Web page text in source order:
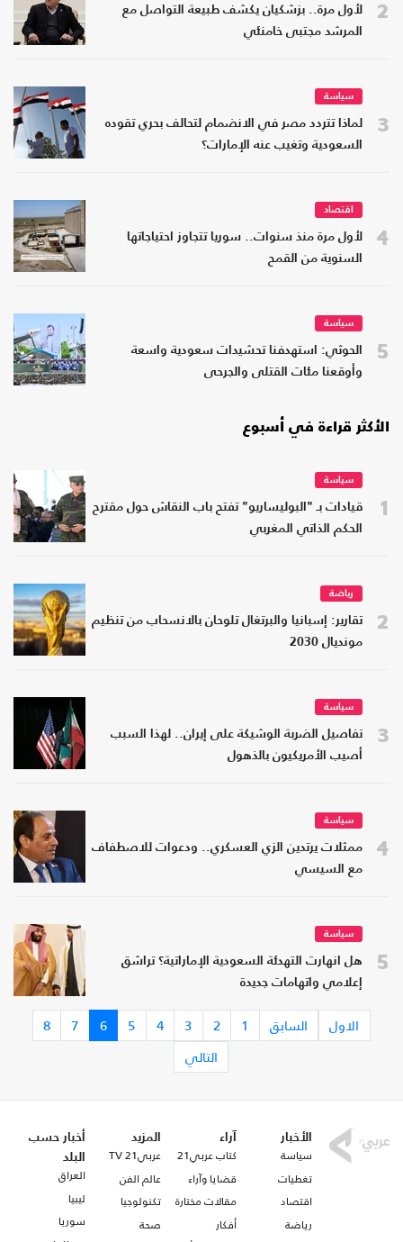
2
لأول مرة.. بزشكيان يكشف طبيعة التواصل مع
المرشد مجتبى خامنئي
3
سياسة
لماذا تتردد مصر في الانضمام لتحالف بحري تقوده
السعودية وتغيب عنه الإمارات؟
4
اقتصاد
لأول مرة منذ سنوات.. سوريا تتجاوز احتياجاتها
السنوية من القمح
5
سياسة
الحوثي: استهدفنا تحشيدات سعودية واسعة
وأوقعنا مئات القتلى والجرحى
الأكثر قراءة في أسبوع
1
سياسة
قيادات بـ "البوليساريو" تفتح باب النقاش حول مقترح
الحكم الذاتي المغربي
2
رياضة
تقارير: إسبانيا والبرتغال تلوحان بالانسحاب من تنظيم
مونديال 2030
3
سياسة
تفاصيل الضربة الوشيكة على إيران.. لهذا السبب
أصيب الأمريكيون بالذهول
4
سياسة
ممثلات يرتدين الزي العسكري.. ودعوات للاصطفاف
مع السيسي
5
سياسة
هل انهارت التهدئة السعودية الإماراتية؟ تراشق
إعلامي واتهامات جديدة
الاول السابق 1
2
3
4
5
6
7
8
التالي
الأخبار
سياسة
تغطيات
اقتصاد
رياضة
آراء
كتاب عربي21
قضايا وآراء
مقالات مختارة
أفكار
المزيد
عربي21 TV
عالم الفن
تكنولوجيا
صحة
أخبار حسب
البلد
العراق
ليبيا
سوريا